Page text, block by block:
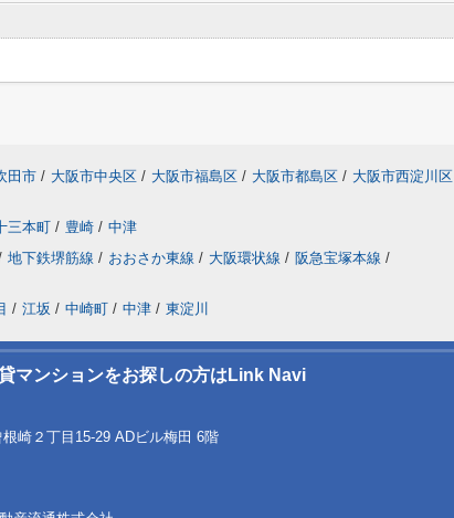
田市 / 大阪市中央区 / 大阪市福島区 / 大阪市都島区 / 大阪市西淀川区
三本町 / 豊崎 / 中津
地下鉄堺筋線 / おおさか東線 / 大阪環状線 / 阪急宝塚本線 /
/ 江坂 / 中崎町 / 中津 / 東淀川
マンションをお探しの方はLink Navi
崎２丁目15-29 ADビル梅田 6階